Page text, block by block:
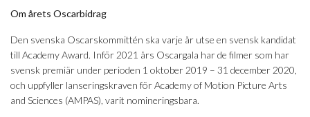
Om årets Oscarbidrag
Den svenska Oscarskommittén ska varje år utse en svensk kandidat
till Academy Award. Inför 2021 års Oscargala har de filmer som har
svensk premiär under perioden 1 oktober 2019 – 31 december 2020,
och uppfyller lanseringskraven för Academy of Motion Picture Arts
and Sciences (AMPAS), varit nomineringsbara.